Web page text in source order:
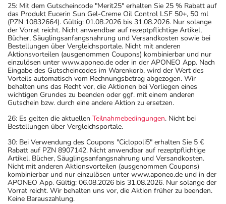
25: Mit dem Gutscheincode "Merit25" erhalten Sie 25 % Rabatt auf
das Produkt Eucerin Sun Gel-Creme Oil Control LSF 50+, 50 ml
(PZN 10832664). Gültig: 01.08.2026 bis 31.08.2026. Nur solange
der Vorrat reicht. Nicht anwendbar auf rezeptpflichtige Artikel,
Bücher, Säuglingsanfangsnahrung und Versandkosten sowie bei
Bestellungen über Vergleichsportale. Nicht mit anderen
Aktionsvorteilen (ausgenommen Coupons) kombinierbar und nur
einzulösen unter www.aponeo.de oder in der APONEO App. Nach
Eingabe des Gutscheincodes im Warenkorb, wird der Wert des
Vorteils automatisch vom Rechnungsbetrag abgezogen. Wir
behalten uns das Recht vor, die Aktionen bei Vorliegen eines
wichtigen Grundes zu beenden oder ggf. mit einem anderen
Gutschein bzw. durch eine andere Aktion zu ersetzen.
26: Es gelten die aktuellen Teilnahmebedingungen. Nicht bei
Bestellungen über Vergleichsportale.
30: Bei Verwendung des Coupons "Ciclopoli5" erhalten Sie 5 €
Rabatt auf PZN 8907142. Nicht anwendbar auf rezeptpflichtige
Artikel, Bücher, Säuglingsanfangsnahrung und Versandkosten.
Nicht mit anderen Aktionsvorteilen (ausgenommen Coupons)
kombinierbar und nur einzulösen unter www.aponeo.de und in der
APONEO App. Gültig: 06.08.2026 bis 31.08.2026. Nur solange der
Vorrat reicht. Wir behalten uns vor, die Aktion früher zu beenden.
Keine Barauszahlung.